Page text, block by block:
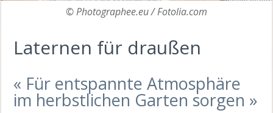
© Photographee.eu / Fotolia.com
Laternen für draußen
« Für entspannte Atmosphäre
im herbstlichen Garten sorgen »